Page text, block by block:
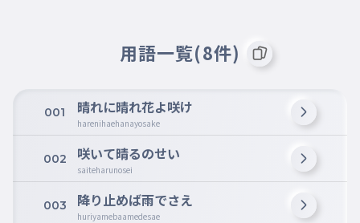
用語一覧(8件)
001 晴れに晴れ花よ咲け
harenihaehanayosake
002 咲いて晴るのせい
saiteharunosei
003 降り止めば雨でさえ
huriyamebaamedesae